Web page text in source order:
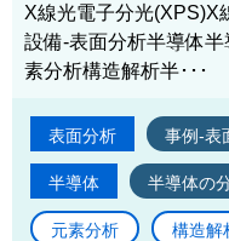
X線光電子分光(XPS)X
設備-表面分析半導体
素分析構造解析半･･･
表面分析 事例-表
半導体 半導体の
元素分析 構造解